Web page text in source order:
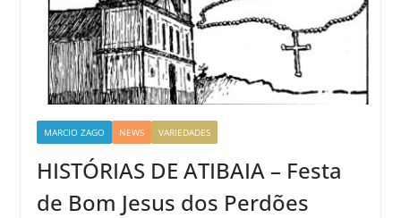
MARCIO ZAGO NEWS VARIEDADES
HISTÓRIAS DE ATIBAIA – Festa
de Bom Jesus dos Perdões